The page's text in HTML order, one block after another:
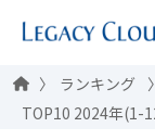
ランキング
TOP10 2024年(1-